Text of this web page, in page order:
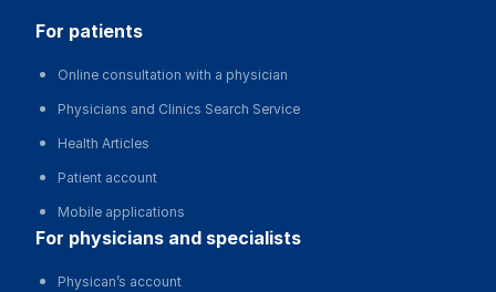
for patients
Online consultation with a physician
Physicians and Clinics Search Service
Health Articles
Patient account
Mobile applications
for physicians and specialists
Physican’s account